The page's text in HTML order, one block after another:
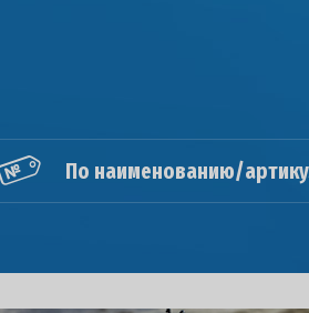
По наименованию/